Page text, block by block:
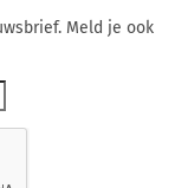
Meld je ook